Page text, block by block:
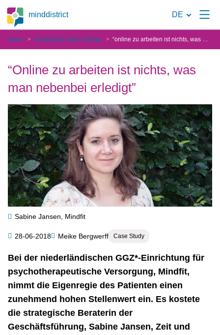
minddistrict
Suchseite
DE
home minddistrict news & blogs “online zu arbeiten ist nichts, was man nebenbei erledigt”
“Online zu arbeiten ist nichts, was
man nebenbei erledigt”
Sabine Jansen, Mindfit
28-06-2018 Meike BergwerffKategorie
Case Study
Zusammenfassung
Bei der niederländischen GGZ*-Einrichtung für
psychotherapeutische Versorgung, Mindfit,
nimmt die Eigenregie des Patienten einen
zunehmend hohen Stellenwert ein. Es kostete
die strategische Beraterin der
Geschäftsführung, Sabine Jansen, Zeit und